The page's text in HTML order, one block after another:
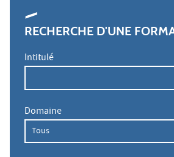
RECHERCHE D'UNE
Intitulé
Domaine